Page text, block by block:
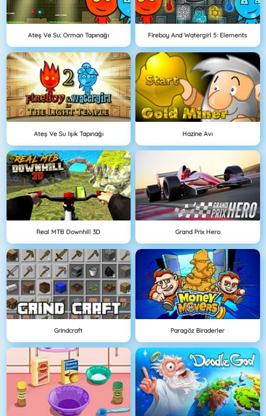
Ateş Ve Su: Orman Tapınağı Fireboy And Watergirl 5: Elements
Ateş Ve Su Işık Tapınağı Hazine Avı
Real MTB Downhill 3D Grand Prix Hero
Grindcraft Paragöz Biraderler